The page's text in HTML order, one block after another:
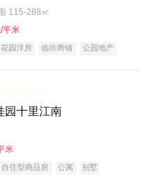
115-288㎡
平米
花园洋房 临街商铺
公园地产
园十里江南
米
自住型商品房 公寓
别墅